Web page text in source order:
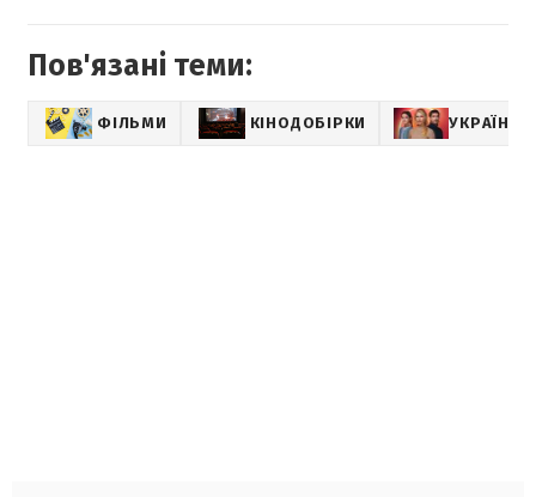
Пов'язані теми:
ФІЛЬМИ КІНОДОБІРКИ